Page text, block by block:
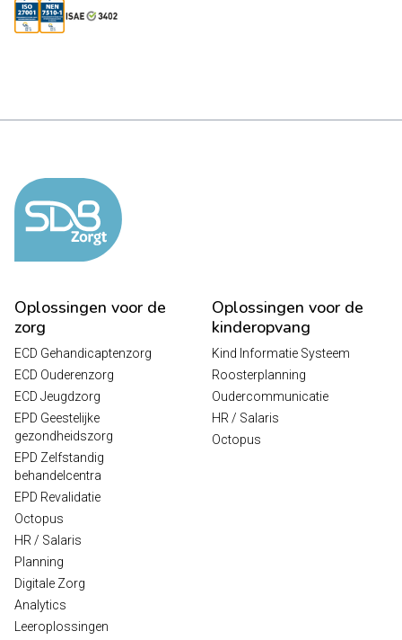
Oplossingen voor de
zorg
ECD Gehandicaptenzorg
ECD Ouderenzorg
ECD Jeugdzorg
EPD Geestelijke
gezondheidszorg
EPD Zelfstandig
behandelcentra
EPD Revalidatie
Octopus
HR / Salaris
Planning
Digitale Zorg
Analytics
Leeroplossingen
Oplossingen voor de
kinderopvang
Kind Informatie Systeem
Roosterplanning
Oudercommunicatie
HR / Salaris
Octopus